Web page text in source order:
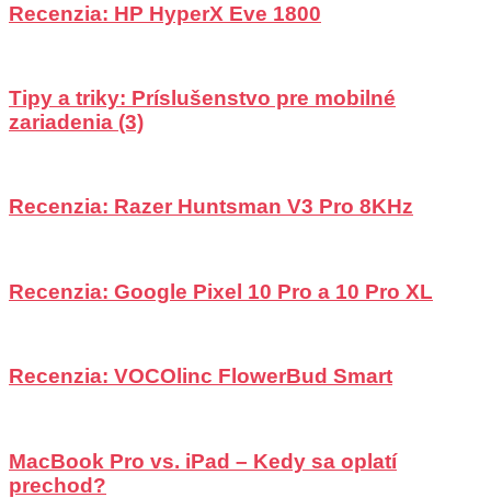
Recenzia: HP HyperX Eve 1800
Tipy a triky: Príslušenstvo pre mobilné
zariadenia (3)
Recenzia: Razer Huntsman V3 Pro 8KHz
Recenzia: Google Pixel 10 Pro a 10 Pro XL
Recenzia: VOCOlinc FlowerBud Smart
MacBook Pro vs. iPad – Kedy sa oplatí
prechod?